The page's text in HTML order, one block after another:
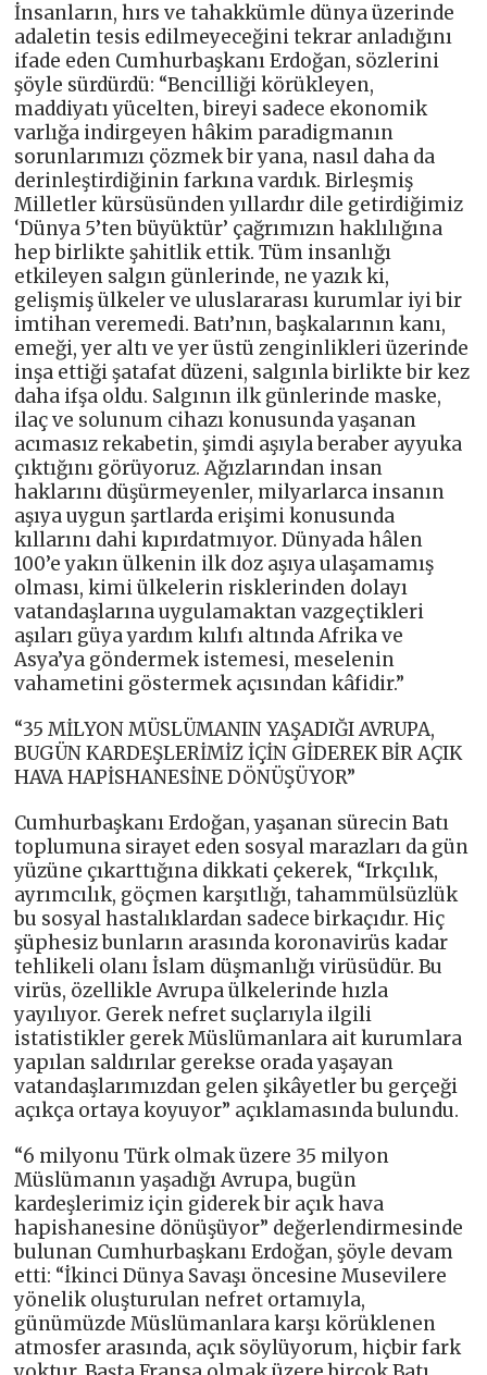
İnsanların, hırs ve tahakkümle dünya üzerinde
adaletin tesis edilmeyeceğini tekrar anladığını
ifade eden Cumhurbaşkanı Erdoğan, sözlerini
şöyle sürdürdü: “Bencilliği körükleyen,
maddiyatı yücelten, bireyi sadece ekonomik
varlığa indirgeyen hâkim paradigmanın
sorunlarımızı çözmek bir yana, nasıl daha da
derinleştirdiğinin farkına vardık. Birleşmiş
Milletler kürsüsünden yıllardır dile getirdiğimiz
‘Dünya 5’ten büyüktür’ çağrımızın haklılığına
hep birlikte şahitlik ettik. Tüm insanlığı
etkileyen salgın günlerinde, ne yazık ki,
gelişmiş ülkeler ve uluslararası kurumlar iyi bir
imtihan veremedi. Batı’nın, başkalarının kanı,
emeği, yer altı ve yer üstü zenginlikleri üzerinde
inşa ettiği şatafat düzeni, salgınla birlikte bir kez
daha ifşa oldu. Salgının ilk günlerinde maske,
ilaç ve solunum cihazı konusunda yaşanan
acımasız rekabetin, şimdi aşıyla beraber ayyuka
çıktığını görüyoruz. Ağızlarından insan
haklarını düşürmeyenler, milyarlarca insanın
aşıya uygun şartlarda erişimi konusunda
kıllarını dahi kıpırdatmıyor. Dünyada hâlen
100’e yakın ülkenin ilk doz aşıya ulaşamamış
olması, kimi ülkelerin risklerinden dolayı
vatandaşlarına uygulamaktan vazgeçtikleri
aşıları güya yardım kılıfı altında Afrika ve
Asya’ya göndermek istemesi, meselenin
vahametini göstermek açısından kâfidir.”
“35 MİLYON MÜSLÜMANIN YAŞADIĞI AVRUPA,
BUGÜN KARDEŞLERİMİZ İÇİN GİDEREK BİR AÇIK
HAVA HAPİSHANESİNE DÖNÜŞÜYOR”
Cumhurbaşkanı Erdoğan, yaşanan sürecin Batı
toplumuna sirayet eden sosyal marazları da gün
yüzüne çıkarttığına dikkati çekerek, “Irkçılık,
ayrımcılık, göçmen karşıtlığı, tahammülsüzlük
bu sosyal hastalıklardan sadece birkaçıdır. Hiç
şüphesiz bunların arasında koronavirüs kadar
tehlikeli olanı İslam düşmanlığı virüsüdür. Bu
virüs, özellikle Avrupa ülkelerinde hızla
yayılıyor. Gerek nefret suçlarıyla ilgili
istatistikler gerek Müslümanlara ait kurumlara
yapılan saldırılar gerekse orada yaşayan
vatandaşlarımızdan gelen şikâyetler bu gerçeği
açıkça ortaya koyuyor” açıklamasında bulundu.
“6 milyonu Türk olmak üzere 35 milyon
Müslümanın yaşadığı Avrupa, bugün
kardeşlerimiz için giderek bir açık hava
hapishanesine dönüşüyor” değerlendirmesinde
bulunan Cumhurbaşkanı Erdoğan, şöyle devam
etti: “İkinci Dünya Savaşı öncesine Musevilere
yönelik oluşturulan nefret ortamıyla,
günümüzde Müslümanlara karşı körüklenen
atmosfer arasında, açık söylüyorum, hiçbir fark